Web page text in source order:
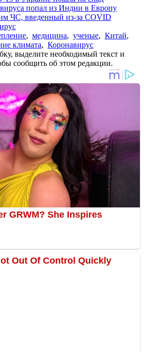
попал из Индии в Европу
ЧС, введенный из-за COVID
, медицина, ученые, Китай,
климата, Коронавирус
выделите необходимый текст и
сообщить об этом редакции.